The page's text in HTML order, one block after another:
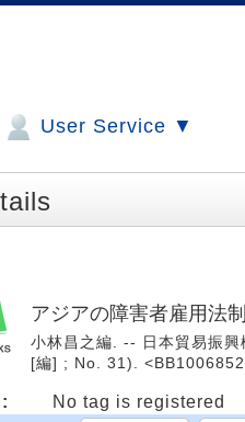
User Service ▼
アジアの障害者雇用法
小林昌之編. -- 日本貿易振
[編] ; No. 31).
No tag is registered